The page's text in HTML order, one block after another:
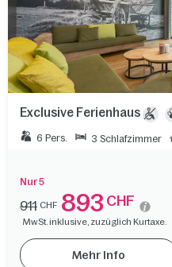
Exclusive Ferienhaus
6 Pers. 3 Schlafzimmer
Nur 5
911 CHF 893 CHF
MwSt. inklusive, zuzüglich Kurtaxe.
Mehr Info